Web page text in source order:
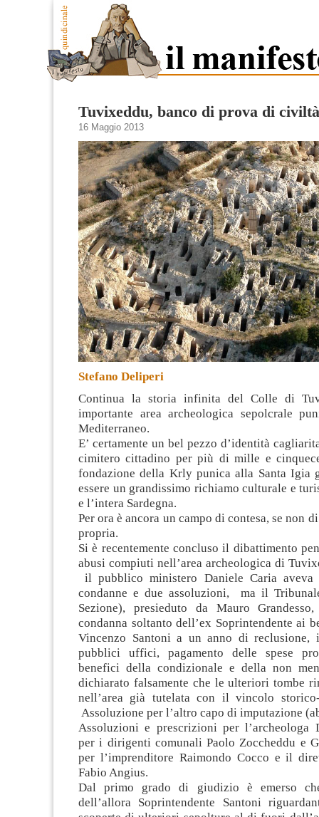
Tuvixeddu, banco di prova di civiltà
16 Maggio 2013
Stefano Deliperi
Continua la storia infinita del Colle di
importante area archeologica sepolcrale
Mediterraneo.
E’ certamente un bel pezzo d’identità
cimitero cittadino per più di mille e
fondazione della Krly punica alla Santa Igia
essere un grandissimo richiamo culturale e
e l’intera Sardegna.
Per ora è ancora un campo di contesa, se non
propria.
Si è recentemente concluso il dibattimento
abusi compiuti nell’area archeologica di
il pubblico ministero Daniele Caria aveva
condanne e due assoluzioni, ma il
Sezione), presieduto da Mauro
condanna soltanto dell’ex Soprintendente ai
Vincenzo Santoni a un anno di reclusione,
pubblici uffici, pagamento delle spese
benefici della condizionale e della non
dichiarato falsamente che le ulteriori tombe
nell’area già tutelata con il vincolo
Assoluzione per l’altro capo di imputazione
Assoluzioni e prescrizioni per l’archeologa
per i dirigenti comunali Paolo Zoccheddu e
per l’imprenditore Raimondo Cocco e il
Fabio Angius.
Dal primo grado di giudizio è emerso che
dell’allora Soprintendente Santoni